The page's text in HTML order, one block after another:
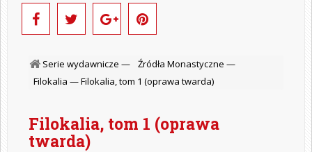
Serie wydawnicze —
Źródła Monastyczne —
Filokalia —Filokalia, tom 1 (oprawa twarda)
Filokalia, tom 1 (oprawa
twarda)